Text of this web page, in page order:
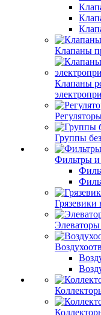
Клапаны
Клапаны
Группы
Фильтры и
Грязевики